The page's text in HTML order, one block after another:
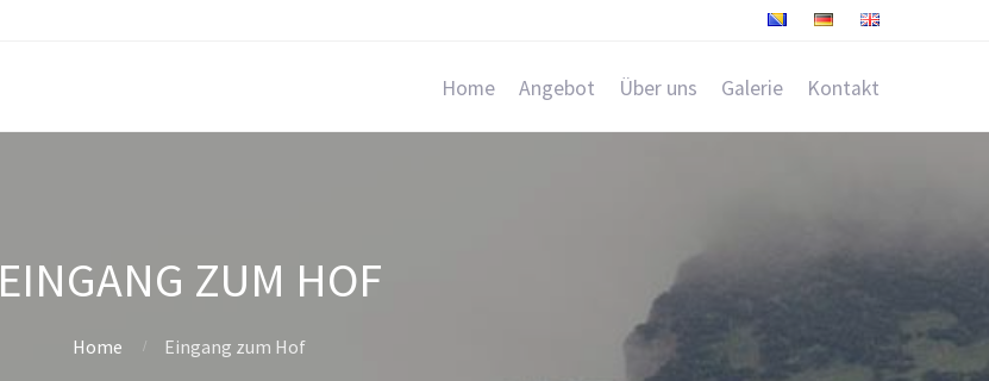
Home Angebot Über uns Galerie Kontakt
EINGANG ZUM HOF
Home Eingang zum Hof